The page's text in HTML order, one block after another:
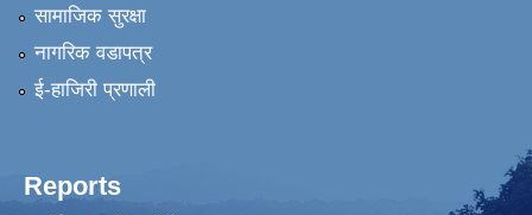
सामाजिक सुरक्षा
नागरिक वडापत्र
ई-हाजिरी प्रणाली
Reports